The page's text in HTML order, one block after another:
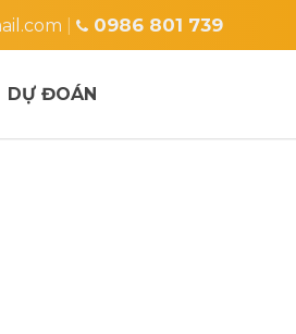
0986 801 739
DỰ ĐOÁN